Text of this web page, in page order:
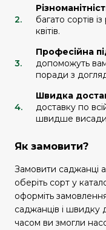
багато сортів
квітів.
Професійна
допоможуть
поради з
Швидка
доставку по
швидше
Як замовити?
Замовити саджанці
оберіть сорт у
оформіть
саджанців і
часом ви змогли